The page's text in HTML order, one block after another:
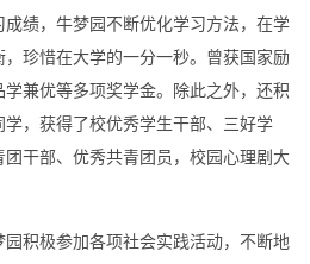
绩，牛梦园不断优化学习方法，在学
珍惜在大学的一分一秒。曾获国家励
兼优等多项奖学金。除此之外，还积
，获得了校优秀学生干部、三好学
干部、优秀共青团员，校园心理剧大
积极参加各项社会实践活动，不断地